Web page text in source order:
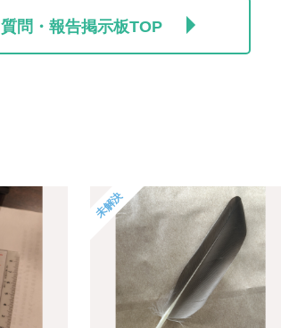
質問・報告掲示板TOP
未解決